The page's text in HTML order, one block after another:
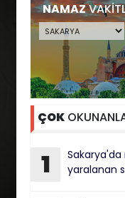
NAMAZ
ÇOK
1
Sakarya'da
yaralanan